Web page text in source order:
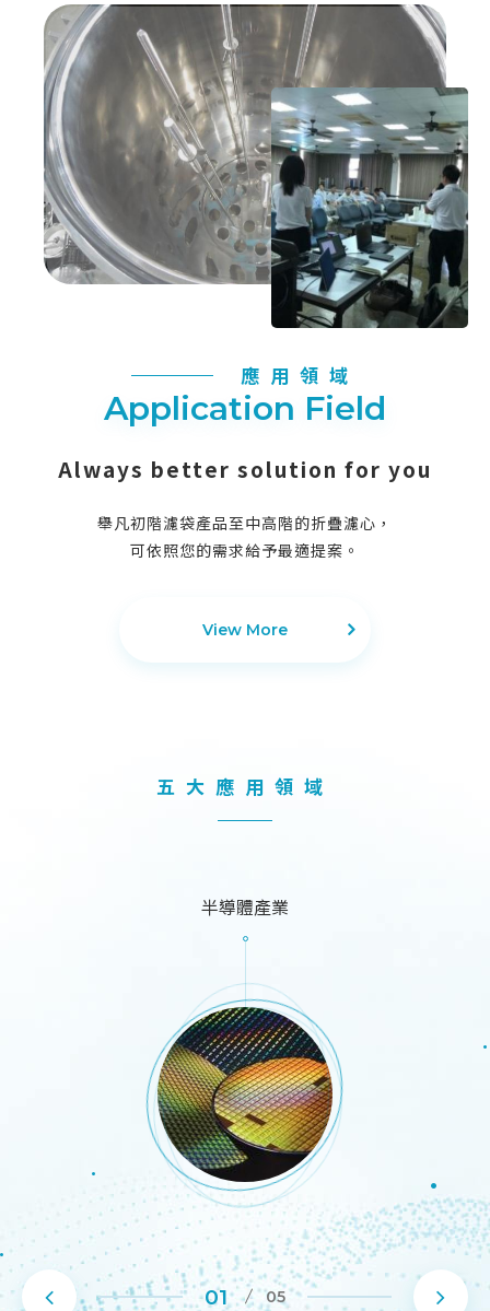
Application Field
應用領域
Always better solution for you
舉凡初階濾袋產品至中高階的折疊濾心，
可依照您的需求給予最適提案。
View More
五大應用領域
半導體產業
1
DESIGN IBEST